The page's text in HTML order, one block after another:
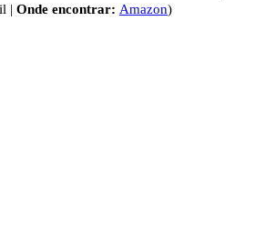
| Onde encontrar: Amazon)